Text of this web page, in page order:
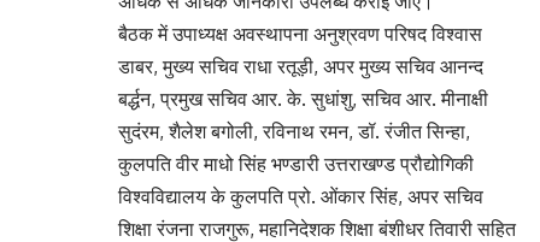
बैठक में उपाध्यक्ष अवस्थापना अनुश्रवण परिषद विश्वास
डाबर, मुख्य सचिव राधा रतूड़ी, अपर मुख्य सचिव आनन्द
बर्द्धन, प्रमुख सचिव आर. के. सुधांशु, सचिव आर. मीनाक्षी
सुदंरम, शैलेश बगोली, रविनाथ रमन, डॉ. रंजीत सिन्हा,
कुलपति वीर माधो सिंह भण्डारी उत्तराखण्ड प्रौद्योगिकी
विश्वविद्यालय के कुलपति प्रो. ओंकार सिंह, अपर सचिव
शिक्षा रंजना राजगुरू, महानिदेशक शिक्षा बंशीधर तिवारी सहित